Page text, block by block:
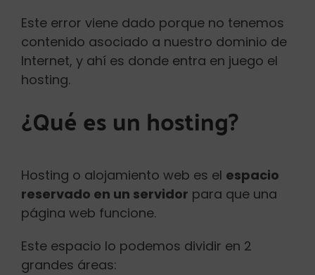
Este error viene dado porque no tenemos
contenido asociado a nuestro dominio de
Internet, y ahí es donde entra en juego el
hosting.
¿Qué es un hosting?
Hosting o alojamiento web es el espacio
reservado en un servidor para que una
página web funcione.
Este espacio lo podemos dividir en 2
grandes áreas: